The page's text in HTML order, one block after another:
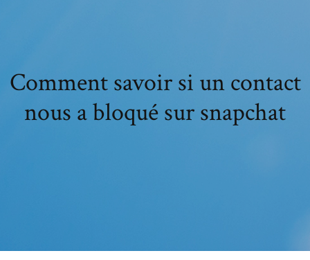
Comment savoir si un contact
nous a bloqué sur snapchat